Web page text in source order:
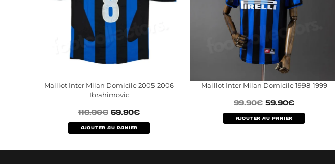
Maillot Inter Milan Domicile 2005-2006
Ibrahimovic
119.90€ 69.90€
AJOUTER AU PANIER
Maillot Inter Milan Domicile 1998-1999
99.90€ 59.90€
AJOUTER AU PANIER